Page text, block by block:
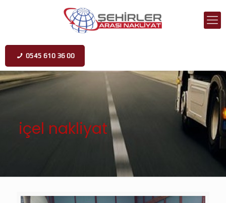
0545 610 36 00
içel nakliyat